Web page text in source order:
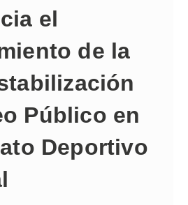
el
de la
Público en
Deportivo